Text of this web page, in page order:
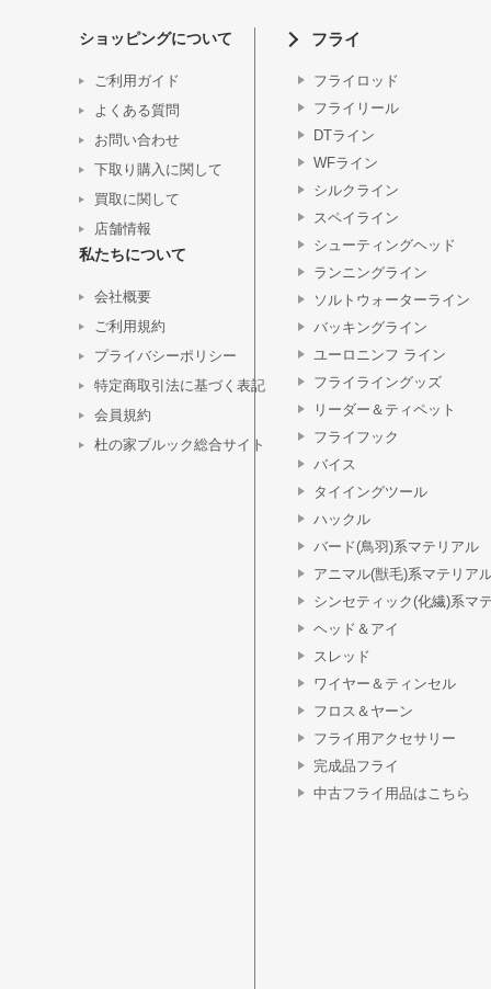
ショッピングについて
ご利用ガイド
よくある質問
お問い合わせ
下取り購入に関して
買取に関して
店舗情報
私たちについて
会社概要
ご利用規約
プライバシーポリシー
特定商取引法に基づく表記
会員規約
杜の家ブルック総合サイト
フライ
フライロッド
フライリール
DTライン
WFライン
シルクライン
スペイライン
シューティングヘッド
ランニングライン
ソルトウォーターライン
バッキングライン
ユーロニンフ ライン
フライライングッズ
リーダー＆ティペット
フライフック
バイス
タイイングツール
ハックル
バード(鳥羽)系マテリアル
アニマル(獣毛)系マテリア
シンセティック(化繊)系マ
ヘッド＆アイ
スレッド
ワイヤー＆ティンセル
フロス＆ヤーン
フライ用アクセサリー
完成品フライ
中古フライ用品はこちら